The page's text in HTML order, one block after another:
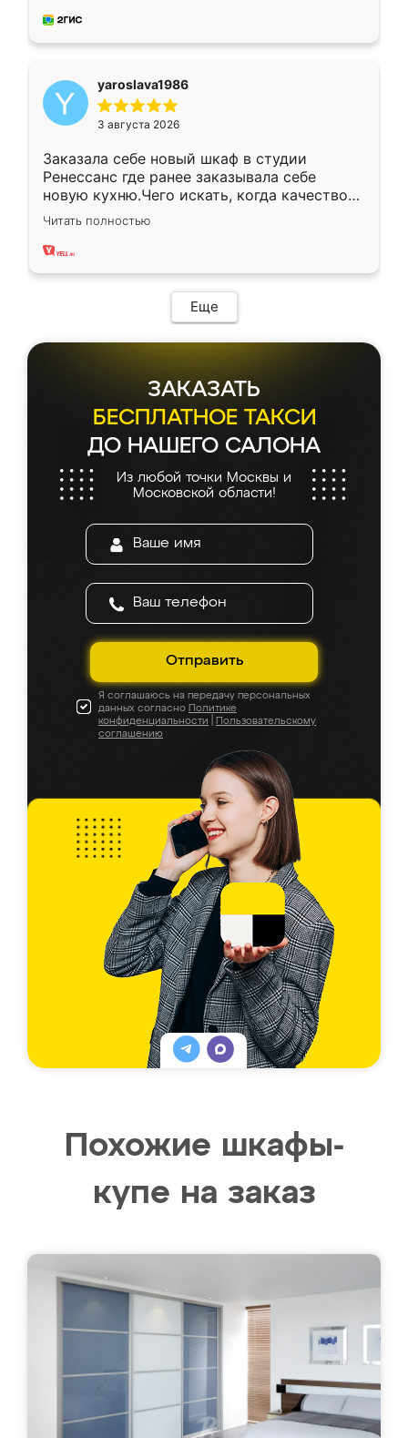
мебель за качественную работу!
yaroslava1986
3 августа 2026
Заказала себе новый шкаф в студии
Ренессанс где ранее заказывала себе
новую кухню.Чего искать, когда качеством
вполне довольна. Служит кухня уже почти
два года, нареканий нет.
Читать полностью
Еще
ЗАКАЗАТЬ
БЕСПЛАТНОЕ ТАКСИ
ДО НАШЕГО САЛОНА
Из любой точки Москвы и
Московской области!
Отправить
Я соглашаюсь на передачу персональных
данных согласно Политике
конфиденциальности
Пользовательскому
соглашению
Похожие шкафы-
купе на заказ